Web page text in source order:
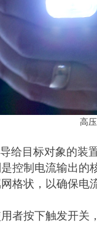
高
给目标对象的
控制电流输出
格状，以确保电
者按下触发开